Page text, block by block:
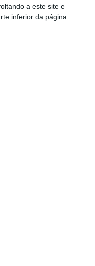
a este site e
inferior da página.